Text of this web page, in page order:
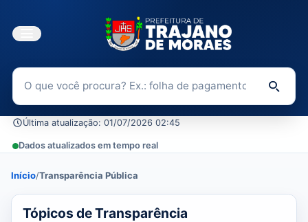
Buscar no Portal da Transparência
Última atualização: 01/07/2026 02:45
Dados atualizados em tempo real
Início/Transparência Pública
39 tópicos carregados do banco de dados.
Tópicos de Transparência